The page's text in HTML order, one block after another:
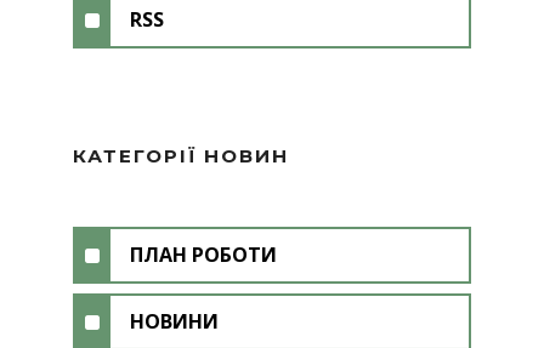
RSS
КАТЕГОРІЇ НОВИН
ПЛАН РОБОТИ
НОВИНИ